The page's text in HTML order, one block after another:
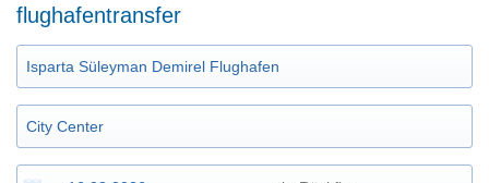
flughafentransfer